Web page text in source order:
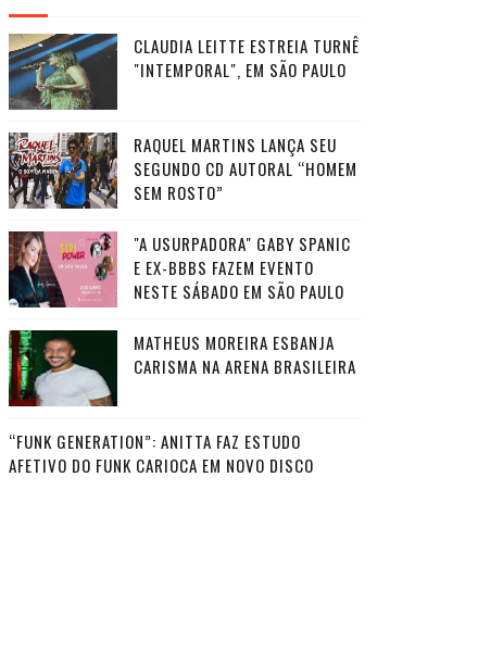
CLAUDIA LEITTE ESTREIA TURNÊ
"INTEMPORAL", EM SÃO PAULO
RAQUEL MARTINS LANÇA SEU
SEGUNDO CD AUTORAL “HOMEM
SEM ROSTO”
"A USURPADORA" GABY SPANIC
E EX-BBBS FAZEM EVENTO
NESTE SÁBADO EM SÃO PAULO
MATHEUS MOREIRA ESBANJA
CARISMA NA ARENA BRASILEIRA
“FUNK GENERATION”: ANITTA FAZ ESTUDO
AFETIVO DO FUNK CARIOCA EM NOVO DISCO